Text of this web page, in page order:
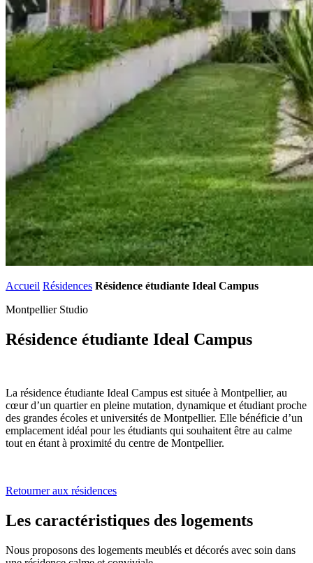
Accueil Résidences Résidence étudiante Ideal Campus
Montpellier Studio
Résidence étudiante Ideal Campus
La résidence étudiante Ideal Campus est située à Montpellier, au
cœur d’un quartier en pleine mutation, dynamique et étudiant proche
des grandes écoles et universités de Montpellier. Elle bénéficie d’un
emplacement idéal pour les étudiants qui souhaitent être au calme
tout en étant à proximité du centre de Montpellier.
Retourner aux résidences
Les caractéristiques des logements
Nous proposons des logements meublés et décorés avec soin dans